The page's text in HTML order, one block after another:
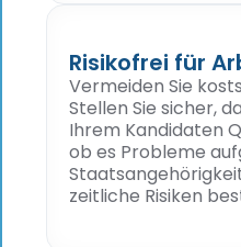
Risikofrei für
Vermeiden Sie
Stellen Sie sicher,
Ihrem Kandidaten
ob es Probleme
zeitliche Risiken